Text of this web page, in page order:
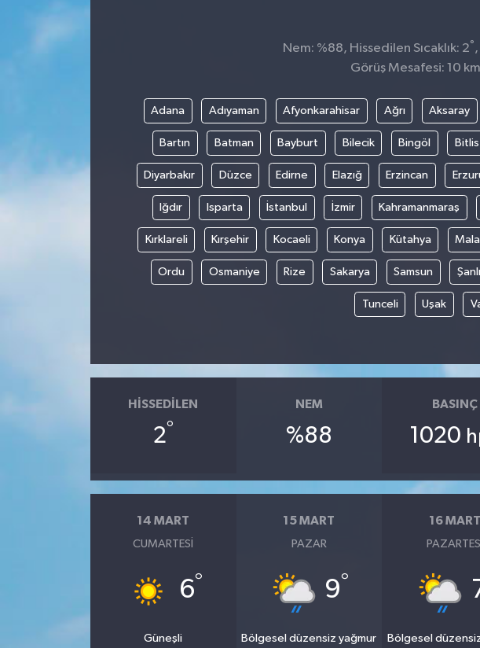
Nem: %88, Hissedilen Sıcaklık: 2°
Görüş Mesafesi: 10
Adana Adıyaman Afyonkarahisar Ağrı Aksaray
Bartın Batman Bayburt Bilecik Bingöl Bitlis
Diyarbakır Düzce Edirne Elazığ Erzincan
Iğdır Isparta İstanbul İzmir Kahramanmaraş
Kırklareli Kırşehir Kocaeli Konya Kütahya
Ordu Osmaniye Rize Sakarya Samsun
Tunceli Uşak
HISSEDILEN
2°
NEM
%88
BASINÇ
1020
14 MART
CUMARTESI
6°
Güneşli
15 MART
PAZAR
9°
Bölgesel düzensiz yağmur
16 MART
PAZARTESI
Bölgesel